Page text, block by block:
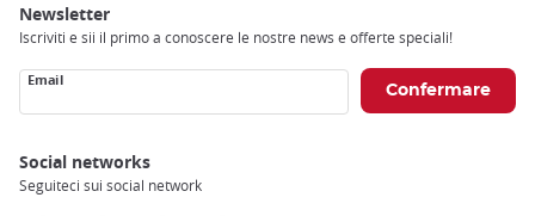
Newsletter
Iscriviti e sii il primo a conoscere le nostre news e offerte speciali!
Email
Social networks
Seguiteci sui social network